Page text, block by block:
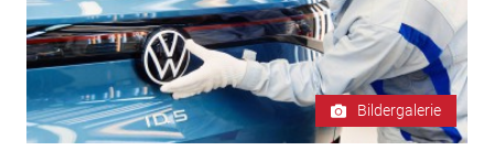
Bildergalerie